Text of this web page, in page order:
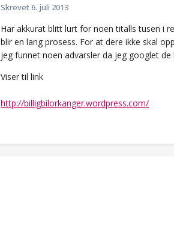
Skrevet6. juli 2013
Har akkurat blitt lurt for noen titalls tusen i
blir en lang prosess. For at dere ikke skal
jeg funnet noen advarsler da jeg googlet
Viser til link
http://billigbilorkanger.wordpress.com/